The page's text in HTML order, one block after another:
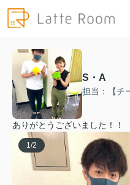
S・A
担当：【チ
ありがとうございました！！
1 /2